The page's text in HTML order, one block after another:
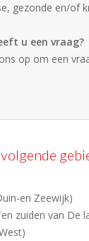
gezonde en/of
u een vraag?
op om een
en Zeewijk)
zuiden van De